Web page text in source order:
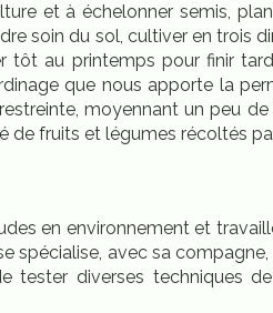
et à échelonner semis,
soin du sol, cultiver en trois
tôt au printemps pour finir tard
que nous apporte la
moyennant un peu de
de fruits et légumes récoltés
en environnement et
spécialise, avec sa
diverses techniques